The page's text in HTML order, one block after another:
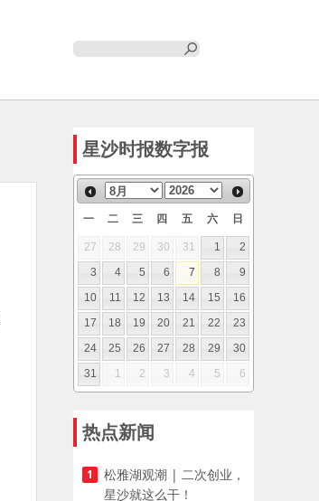
星沙时报数字报
一 二 三 四 五 六 日
27 28 29 30 31 1
2
3
4 5 6 7 8
9
10
11 12 13 14 15
16
17
18 19 20 21 22
23
24
25 26 27 28 29
30
31
1 2 3 4 5 6
热点新闻
1
松雅湖观潮 | 二次创业，
星沙就这么干！